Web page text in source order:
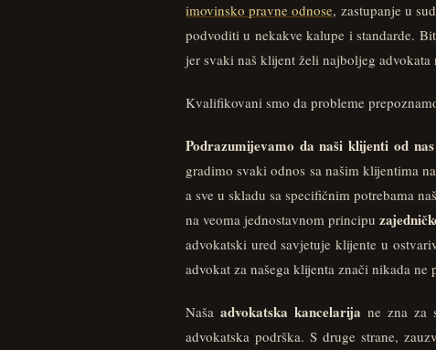
imovinsko pravne odnose, zastupanje u
podvoditi u nekakve kalupe i standarde.
jer svaki naš klijent želi najboljeg advokata
Kvalifikovani smo da probleme
Podrazumijevamo da naši klijenti od
gradimo svaki odnos sa našim klijentima
a sve u skladu sa specifičnim potrebama
na veoma jednostavnom principu
advokatski ured savjetuje klijente u
advokat za našega klijenta znači nikada
Našaadvokatska kancelarija ne zna za
advokatska podrška. S druge strane,